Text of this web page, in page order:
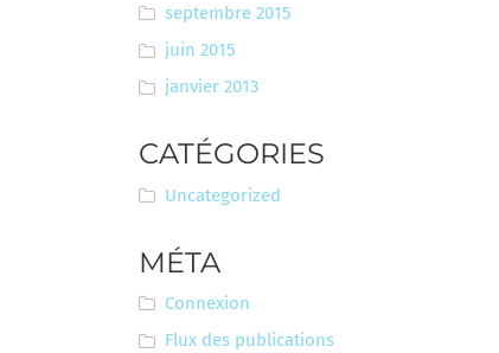
septembre 2015
juin 2015
janvier 2013
CATÉGORIES
Uncategorized
MÉTA
Connexion
Flux des publications